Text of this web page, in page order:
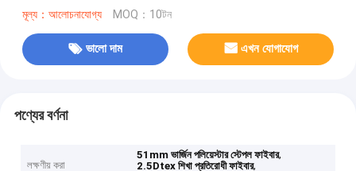
মূল্য：আলোচনাযোগ্য MOQ：10টন
ভালো দাম এখন যোগাযোগ
পণ্যের বর্ণনা
লক্ষণীয় করা
51mm ভার্জিন পলিয়েস্টার স্টেপল ফাইবার,
2.5Dtex শিখা প্রতিরোধী ফাইবার,